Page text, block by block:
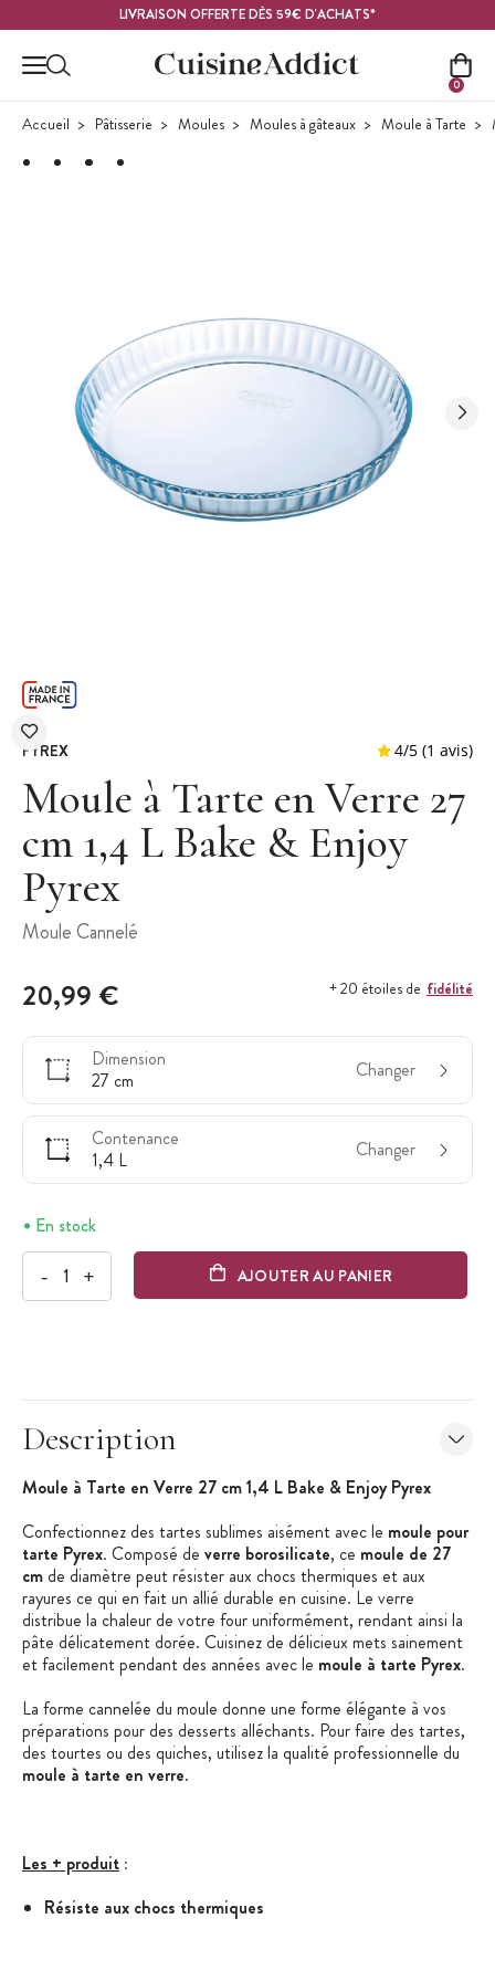
LIVRAISON OFFERTE DÈS 59€ D'ACHATS*
0
Accueil Pâtisserie Moules Moules à gâteaux Moule à Tarte
PYREX
Moule à Tarte en Verre 27
cm 1,4 L Bake & Enjoy
Pyrex
Moule Cannelé
20,99 € + 20 étoiles de fidélité
Dimension
27 cm
Changer
Contenance
1,4 L
Changer
En stock
- + AJOUTER AU PANIER
Description
Moule à Tarte en Verre 27 cm 1,4 L Bake & Enjoy Pyrex
Confectionnez des tartes sublimes aisément avec le moule pour
tarte Pyrex. Composé de verre borosilicate, ce moule de 27
cm de diamètre peut résister aux chocs thermiques et aux
rayures ce qui en fait un allié durable en cuisine. Le verre
distribue la chaleur de votre four uniformément, rendant ainsi la
pâte délicatement dorée. Cuisinez de délicieux mets sainement
et facilement pendant des années avec le moule à tarte Pyrex.
La forme cannelée du moule donne une forme élégante à vos
préparations pour des desserts alléchants. Pour faire des tartes,
des tourtes ou des quiches, utilisez la qualité professionnelle du
moule à tarte en verre.
Les + produit :
Résiste aux chocs thermiques